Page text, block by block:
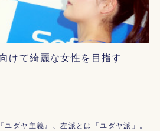
けて綺麗な女性を目指す
ユダヤ主義』、左派とは「ユダヤ派」。